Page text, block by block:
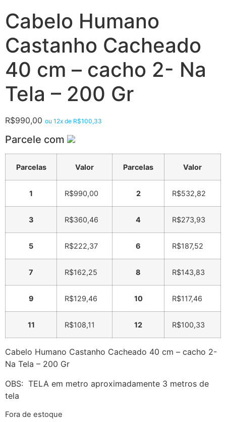
Cabelo Humano
Castanho Cacheado
40 cm – cacho 2- Na
Tela – 200 Gr
R$990,00 ou 12x de R$100,33
Parcele com
Parcelas Valor Parcelas Valor
1 R$990,00 2 R$532,82
3 R$360,46 4 R$273,93
5 R$222,37 6 R$187,52
7 R$162,25 8 R$143,83
9 R$129,46 10 R$117,46
11 R$108,11 12 R$100,33
Cabelo Humano Castanho Cacheado 40 cm – cacho 2-
Na Tela – 200 Gr
OBS: TELA em metro aproximadamente 3 metros de
tela
Fora de estoque